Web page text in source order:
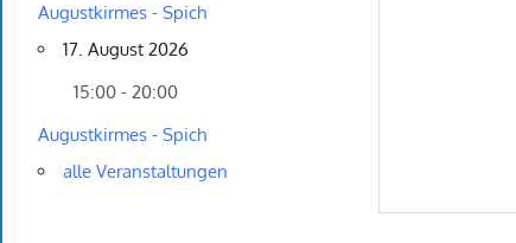
Augustkirmes - Spich
17. August 2026
15:00 - 20:00
Augustkirmes - Spich
alle Veranstaltungen